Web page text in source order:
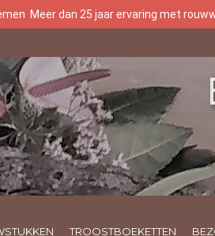
Meer dan 25 jaar ervaring met
TROOSTBOEKETTEN